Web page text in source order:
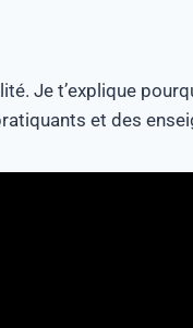
Je t’explique
et des